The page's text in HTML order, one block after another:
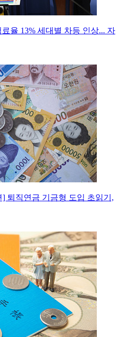
율 13% 세대별 차등 인상... 자
퇴직연금 기금형 도입 초읽기,